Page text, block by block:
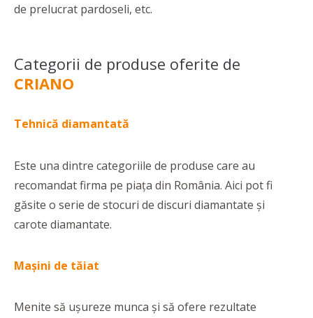
de prelucrat pardoseli, etc.
Categorii de produse oferite de
CRIANO
Tehnică diamantată
Este una dintre categoriile de produse care au
recomandat firma pe piața din România. Aici pot fi
găsite o serie de stocuri de discuri diamantate și
carote diamantate.
Mașini de tăiat
Menite să ușureze munca și să ofere rezultate